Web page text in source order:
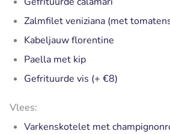
Zalmfilet veniziana (met
Kabeljauw florentine
Paella met kip
Gefrituurde vis (+ €8)
Vlees:
Varkenskotelet met